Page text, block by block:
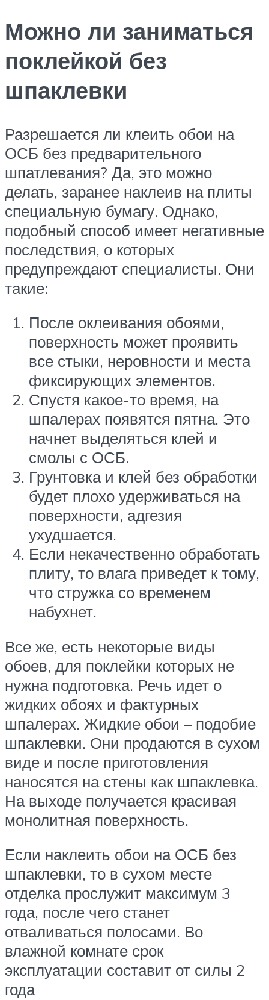
Можно ли заниматься
поклейкой без
шпаклевки
Разрешается ли клеить обои на
ОСБ без предварительного
шпатлевания? Да, это можно
делать, заранее наклеив на плиты
специальную бумагу. Однако,
подобный способ имеет негативные
последствия, о которых
предупреждают специалисты. Они
такие:
После оклеивания обоями,
поверхность может проявить
все стыки, неровности и места
фиксирующих элементов.
Спустя какое-то время, на
шпалерах появятся пятна. Это
начнет выделяться клей и
смолы с ОСБ.
Грунтовка и клей без обработки
будет плохо удерживаться на
поверхности, адгезия
ухудшается.
Если некачественно обработать
плиту, то влага приведет к тому,
что стружка со временем
набухнет.
Все же, есть некоторые виды
обоев, для поклейки которых не
нужна подготовка. Речь идет о
жидких обоях и фактурных
шпалерах. Жидкие обои – подобие
шпаклевки. Они продаются в сухом
виде и после приготовления
наносятся на стены как шпаклевка.
На выходе получается красивая
монолитная поверхность.
Если наклеить обои на ОСБ без
шпаклевки, то в сухом месте
отделка прослужит максимум 3
года, после чего станет
отваливаться полосами. Во
влажной комнате срок
эксплуатации составит от силы 2
года